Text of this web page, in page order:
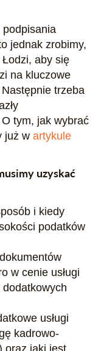
jednak zrobimy,
aby się
na kluczowe
trzeba
tym, jak wybrać
już w artykule
uzyskać
i kiedy
podatków
w cenie usługi
usługi
kadrowo-